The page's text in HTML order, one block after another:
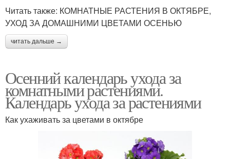
Читать также: КОМНАТНЫЕ РАСТЕНИЯ В ОКТЯБРЕ,
УХОД ЗА ДОМАШНИМИ ЦВЕТАМИ ОСЕНЬЮ
читать дальше →
Осенний календарь ухода за
комнатными растениями.
Календарь ухода за растениями
Как ухаживать за цветами в октябре